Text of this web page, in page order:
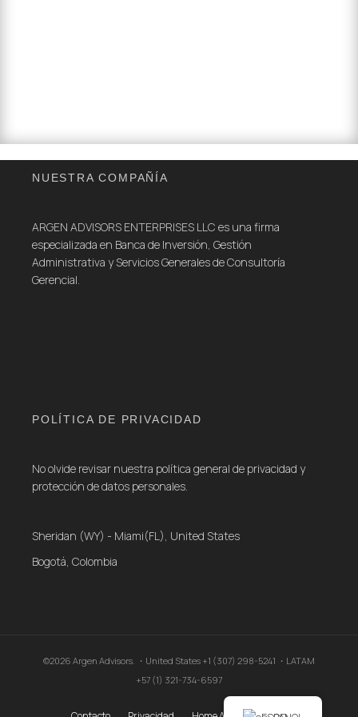
NUESTRA COMPAÑÍA
ARGEN ADVISORS ENTERPRISES LLC es una firma
especializada en Banca de Inversión, Gestión
Administrativa y Servicios Generales de Consultoría
Gerencial.
POLÍTICA DE PRIVACIDAD
No olvide revisar nuestra política general de privacidad y
protección de datos personales.
Sheridan (WY) - Miami(FL), United States
Bogotá, Colombia
©2026 Argen Advisors. ・United States +1 (307) 298-5241 ・LATAM
+57 (1) 321-734-6597